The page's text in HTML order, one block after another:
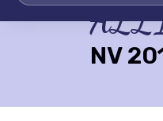
NV